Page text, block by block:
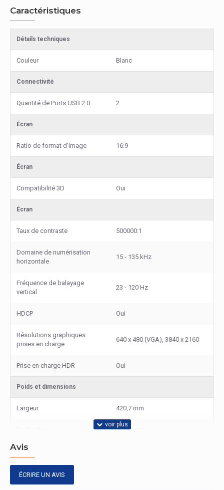
Caractéristiques
Détails techniques
Couleur Blanc
Connectivité
Quantité de Ports USB 2.0 2
Écran
Ratio de format d'image 16:9
Écran
Compatibilité 3D Oui
Écran
Taux de contraste 500000:1
Domaine de numérisation
horizontale
15 - 135 kHz
Fréquence de balayage
vertical
23 - 120 Hz
HDCP Oui
Résolutions graphiques
prises en charge
640 x 480 (VGA), 3840 x 2160
Prise en charge HDR Oui
Poids et dimensions
Largeur 420,7 mm
286,1 mm
Hauteur
Poids
Avis
ÉCRIRE UN AVIS